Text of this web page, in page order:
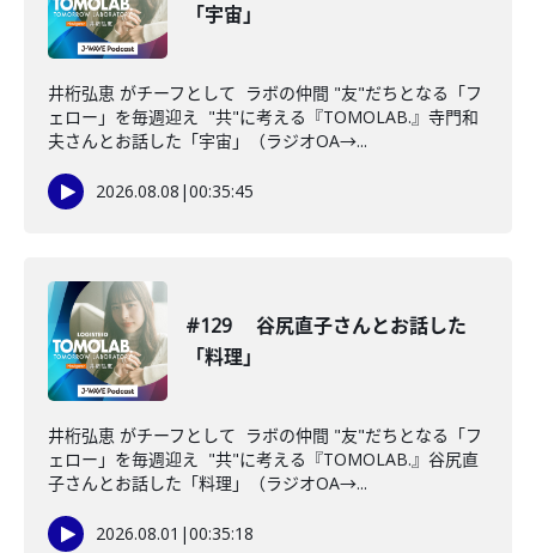
「宇宙」
井桁弘恵 がチーフとして ラボの仲間 "友"だちとなる「フ
ェロー」を毎週迎え "共"に考える『TOMOLAB.』寺門和
夫さんとお話した「宇宙」（ラジオOA→...
2026.08.08 |00:35:45
#129 谷尻直子さんとお話した
「料理」
井桁弘恵 がチーフとして ラボの仲間 "友"だちとなる「フ
ェロー」を毎週迎え "共"に考える『TOMOLAB.』谷尻直
子さんとお話した「料理」（ラジオOA→...
2026.08.01 |00:35:18